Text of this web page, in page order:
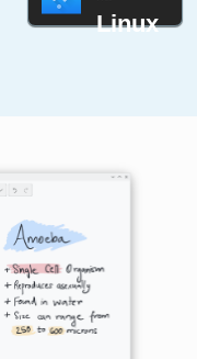
Linux